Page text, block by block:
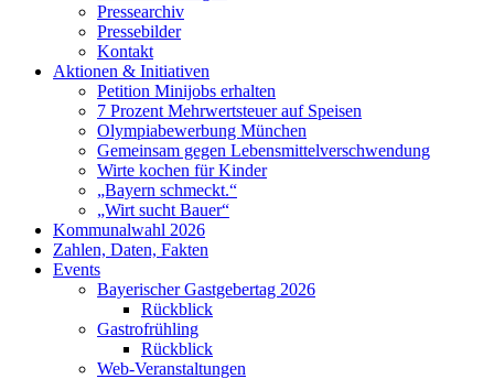
Pressearchiv
Pressebilder
Kontakt
Aktionen & Initiativen
Petition Minijobs erhalten
7 Prozent Mehrwertsteuer auf Speisen
Olympiabewerbung München
Gemeinsam gegen Lebensmittelverschwendung
Wirte kochen für Kinder
„Bayern schmeckt.“
„Wirt sucht Bauer“
Kommunalwahl 2026
Zahlen, Daten, Fakten
Events
Bayerischer Gastgebertag 2026
Rückblick
Gastrofrühling
Rückblick
Web-Veranstaltungen